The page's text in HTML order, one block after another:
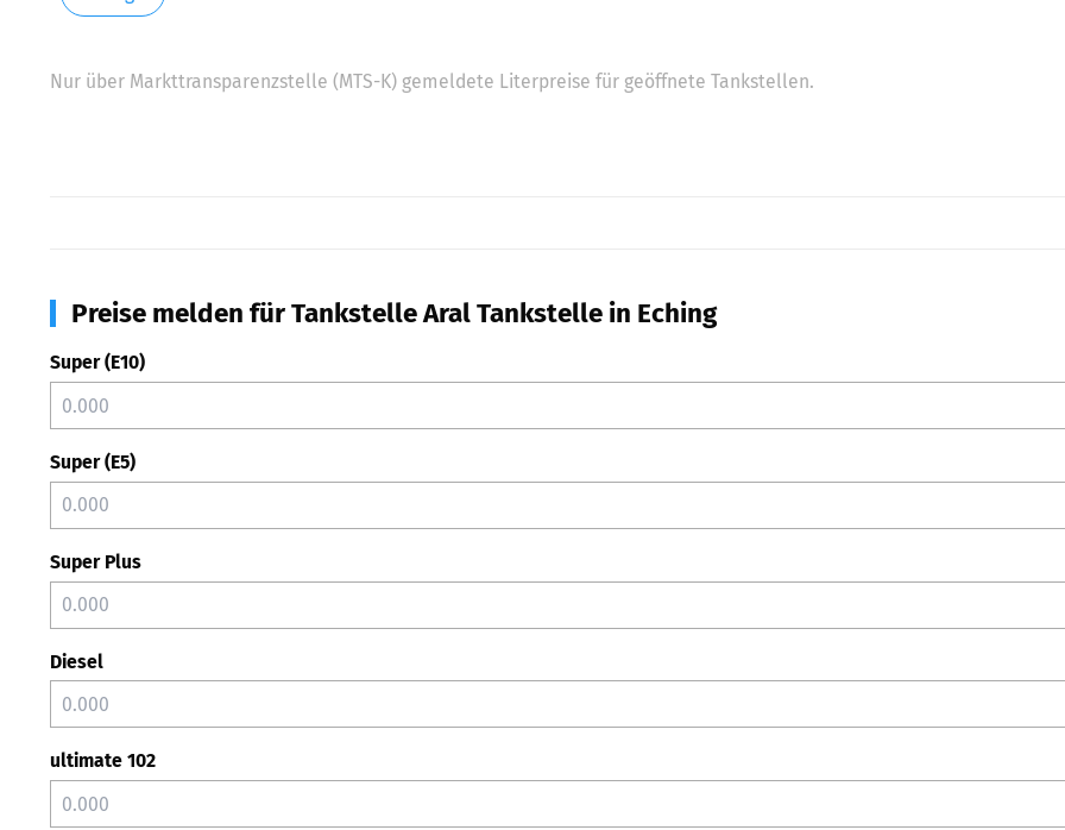
Nur über Markttransparenzstelle (MTS-K) gemeldete Literpreise für geöffnete Tankstellen.
Preise melden für Tankstelle Aral Tankstelle in Eching
Super (E10)
Super (E5)
Super Plus
Diesel
ultimate 102